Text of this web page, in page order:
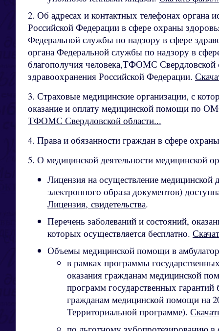
2. Об адресах и контактных телефонах органа
Российской Федерации в сфере охраны
Федеральной службы по надзору в сфере
органа Федеральной службы по надзору в
благополучия человека,ТФОМС Свердловской
здравоохранения Российской Федерации.
3. Страховые медицинские организации, с
оказание и оплату медицинской помощи по
ТФОМС Свердловской области...
4. Права и обязанности граждан в сфере
5. О медицинской деятельности медицинской
Лицензия на осуществление медицинской
электронного образа документов)
Лицензия, свидетельства.
Перечень заболеваний и состояний,
которых осуществляется бесплатно.
Объемы медицинской помощи в
в рамках программы
оказания гражданам медицинской
программ государственных гарантий
гражданам медицинской помощи на
Территориальной программе).